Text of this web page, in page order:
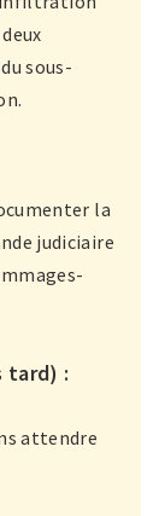
sous-
la
judiciaire
tard) :
attendre